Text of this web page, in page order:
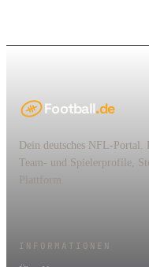
Football.de
Dein deutsches NFL-Portal.
Team- und Spielerprofile,
Plattform.
INFORMATIONEN